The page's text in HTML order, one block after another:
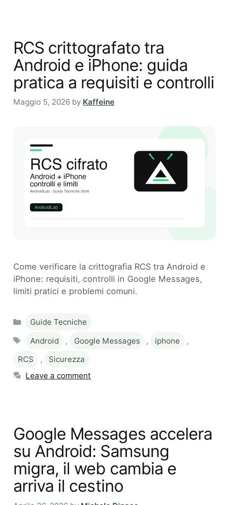
RCS crittografato tra
Android e iPhone: guida
pratica a requisiti e controlli
Maggio 5, 2026 by Kaffeine
Come verificare la crittografia RCS tra Android e
iPhone: requisiti, controlli in Google Messages,
limiti pratici e problemi comuni.
Categories
Guide Tecniche
Tags
Android , Google Messages , iphone
,
RCS
,
Sicurezza
Leave a comment
Google Messages accelera
su Android: Samsung
migra, il web cambia e
arriva il cestino